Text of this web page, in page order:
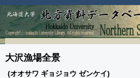
大沢漁場全景
(オオサワ ギョジョウ ゼンケイ)